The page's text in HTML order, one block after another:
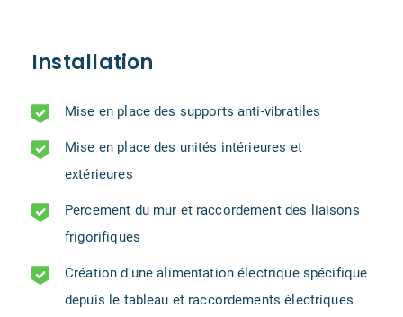
Installation
Mise en place des supports anti-vibratiles
Mise en place des unités intérieures et
extérieures
Percement du mur et raccordement des liaisons
frigorifiques
Création d'une alimentation électrique spécifique
depuis le tableau et raccordements électriques